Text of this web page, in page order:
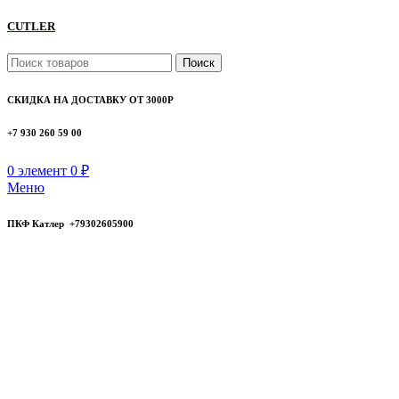
CUTLER
Поиск
СКИДКА НА ДОСТАВКУ ОТ 3000Р
+7 930 260 59 00
0 элемент 0 ₽
Меню
ПКФ Катлер +79302605900